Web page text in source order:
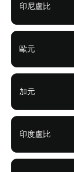
印尼盧比
歐元
加元
印度盧比